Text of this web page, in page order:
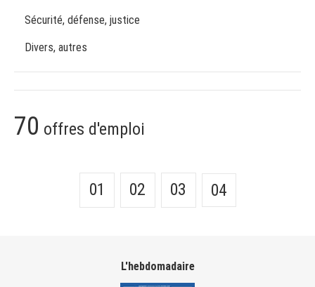
Sécurité, défense, justice
Divers, autres
70 offres d'emploi
01 02 03 04
L'hebdomadaire